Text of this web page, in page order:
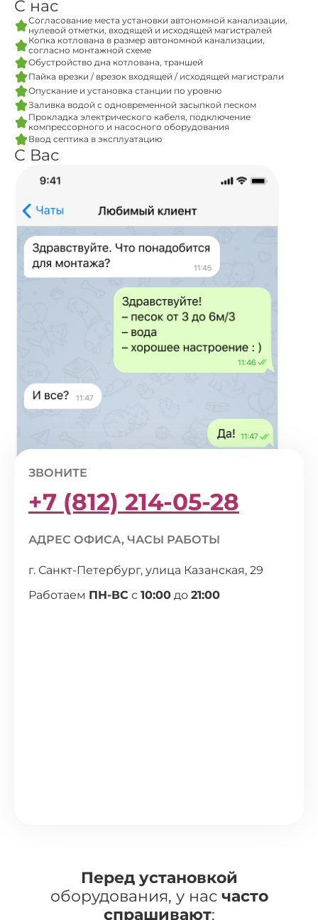
С нас
Согласование места установки автономной канализации,
нулевой отметки, входящей и исходящей магистралей
Копка котлована в размер автономной канализации,
согласно монтажной схеме
Обустройство дна котлована, траншей
Пайка врезки / врезок входящей / исходящей магистрали
Опускание и установка станции по уровню
Заливка водой с одновременной засыпкой песком
Прокладка электрического кабеля, подключение
компрессорного и насосного оборудования
Ввод септика в эксплуатацию
С Вас
ЗВОНИТЕ
+7 (812) 214-05-28
АДРЕС ОФИСА, ЧАСЫ РАБОТЫ
г. Санкт-Петербург, улица Казанская, 29
Работаем ПН-ВС с 10:00 до 21:00
Перед установкой
оборудования, у нас часто
спрашивают: